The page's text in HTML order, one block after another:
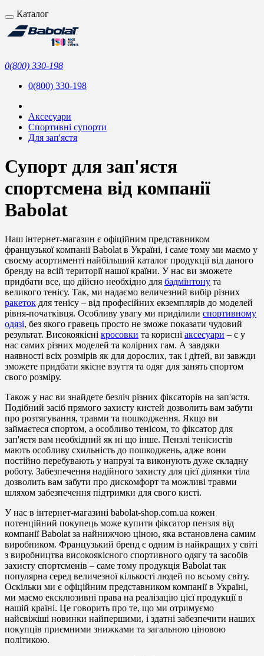
Каталог
0(800) 330-198
0(800) 330-198
Аксесуари
Спортивні супорти
Для зап'ястя
Супорт для зап'ястя
спортсмена від компанії
Babolat
Наш інтернет-магазин є офіційним представником
французької компанії Babolat в Україні, і саме тому ми маємо у
своєму асортименті найбільший каталог продукції від даного
бренду на всій території нашої країни. У нас ви зможете
придбати все, що дійсно необхідно для бадмінтону та
великого тенісу. Так, ми надаємо величезний вибір різних
ракеток для тенісу – від професійних екземплярів до моделей
рівня-початківця. Особливу увагу ми приділили спортивному
одязі, без якого гравець просто не зможе показати чудовий
результат. Високоякісні кросовки та корисні аксесуари – є у
нас самих різних моделей та колірних гам. А завдяки
наявності всіх розмірів як для дорослих, так і дітей, ви завжди
зможете придбати якісне взуття та одяг для занять спортом
свого розміру.
Також у нас ви знайдете безліч різних фіксаторів на зап'ястя.
Подібний засіб прямого захисту кистей дозволить вам забути
про розтягування, травми та пошкодження. Якщо ви
займаєтеся спортом, а особливо тенісом, то фіксатор для
зап'ястя вам необхідний як ні що інше. Пензлі тенісистів
мають особливу схильність до пошкоджень, адже вони
постійно перебувають у напрузі та виконують дуже складну
роботу. Забезпечення надійного захисту для цієї ділянки тіла
дозволить вам забути про дискомфорт та можливі травми
шляхом забезпечення підтримки для свого кисті.
У нас в інтернет-магазині babolat-shop.com.ua кожен
потенційний покупець може купити фіксатор пензля від
компанії Babolat за найнижчою ціною, яка встановлена самим
виробником. Французький бренд є одним із найкращих у світі
з виробництва високоякісного спортивного одягу та засобів
захисту спортсменів – саме тому продукція Babolat так
популярна серед величезної кількості людей по всьому світу.
Оскільки ми є офіційним представником компанії в Україні,
ми маємо ексклюзивні права на реалізацію цієї продукції в
нашій країні. Це говорить про те, що ми отримуємо
найсвіжіші новинки найпершими, і здатні забезпечити наших
покупців приємними знижками та загальною ціновою
політикою.